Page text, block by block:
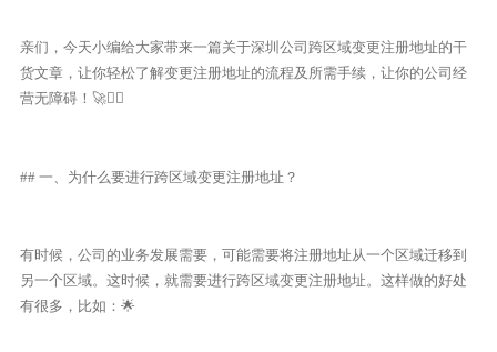
亲们，今天小编给大家带来一篇关于深圳公司跨区域变更注册地址的干
货文章，让你轻松了解变更注册地址的流程及所需手续，让你的公司经
营无障碍！🚀🏃‍♂️
## 一、为什么要进行跨区域变更注册地址？
有时候，公司的业务发展需要，可能需要将注册地址从一个区域迁移到
另一个区域。这时候，就需要进行跨区域变更注册地址。这样做的好处
有很多，比如：🌟